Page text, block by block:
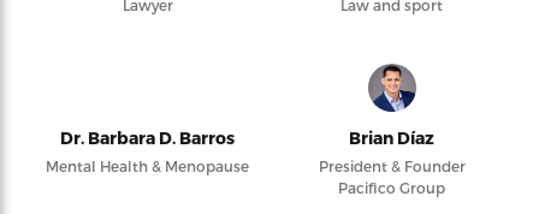
Lawyer Law and sport
Dr. Barbara D. Barros
Mental Health & Menopause
Brian Díaz
President & Founder
Pacifico Group